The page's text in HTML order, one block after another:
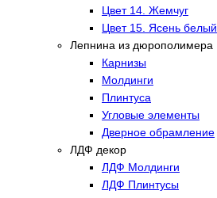
Цвет 14. Жемчуг
Цвет 15. Ясень белый
Лепнина из дюрополимера
Карнизы
Молдинги
Плинтуса
Угловые элементы
Дверное обрамление
ЛДФ декор
ЛДФ Молдинги
ЛДФ Плинтусы